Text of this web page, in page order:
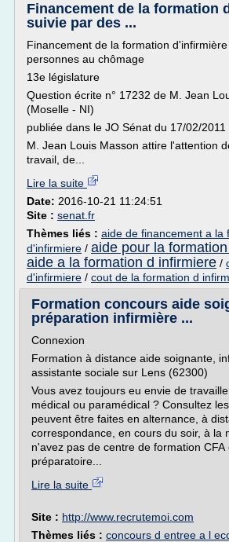
Financement de la formation
suivie par des ...
Financement de la formation
personnes au chômage
13e législature
Question écrite n° 17232 de M. Jean
(Moselle - NI)
publiée dans le JO Sénat du 17/02/
M. Jean Louis Masson attire l'attention
travail, de...
Lire la suite
Date: 2016-10-21 11:24:51
Site : senat.fr
Thèmes liés : aide de financement a la
d'infirmiere / aide pour la
aide a la formation d infirmiere /
d'infirmiere / cout de la formation d
Formation concours aide
préparation infirmière ...
Connexion
Formation à distance aide soignante,
assistante sociale sur Lens (62300)
Vous avez toujours eu envie de
médical ou paramédical ? Consultez
peuvent être faites en alternance, à
correspondance, en cours du soir, à la
n'avez pas de centre de formation CFA
préparatoire...
Lire la suite
Site : http://www.recrutemoi.com
Thèmes liés : concours d entree a l